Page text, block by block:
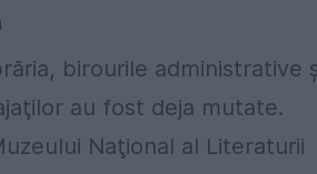
birourile administrative
au fost deja mutate.
Naţional al Literaturii